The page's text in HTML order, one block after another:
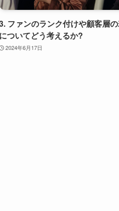
ファンのランク付けや顧客層
についてどう考えるか?
2024年6月17日